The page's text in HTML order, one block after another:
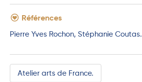
Références
Pierre Yves Rochon, Stéphanie Coutas.
Atelier arts de France.